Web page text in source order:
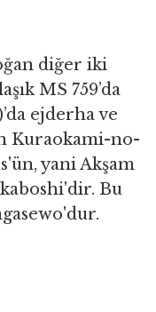
diğer iki
MS 759’da
ejderha ve
Kuraokami-no-
yani Akşam
Bu